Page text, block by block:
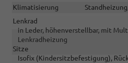
Klimatisierung
Lenkrad
in Leder, höhenverstellbar, mit
Lenkradheizung
Sitze
Isofix (Kindersitzbefestigung),